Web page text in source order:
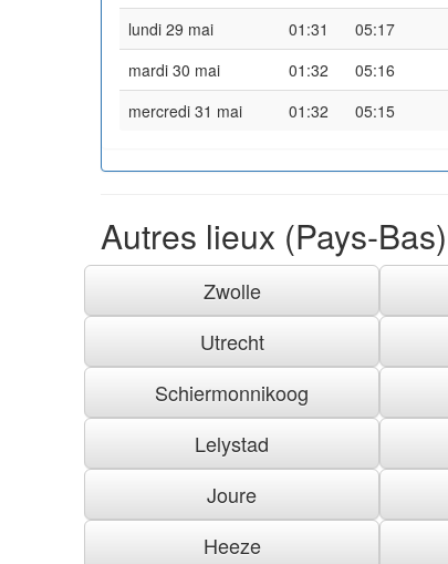
lundi 29 mai
01:31 05:17
mardi 30 mai
01:32 05:16
mercredi 31 mai
01:32 05:15
Autres lieux (Pays-Bas)
Zwolle
Utrecht
Schiermonnikoog
Lelystad
Joure
Heeze